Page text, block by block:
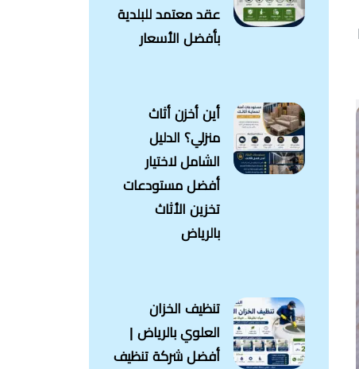
عقد معتمد للبلدية
بأفضل الأسعار
أين أخزن أثاث
منزلي؟ الدليل
الشامل لاختيار
أفضل مستودعات
تخزين الأثاث
بالرياض
تنظيف الخزان
العلوي بالرياض |
أفضل شركة تنظيف